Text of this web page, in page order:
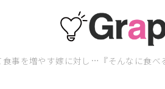
食事を増やす嫁に対し…『そんなに食